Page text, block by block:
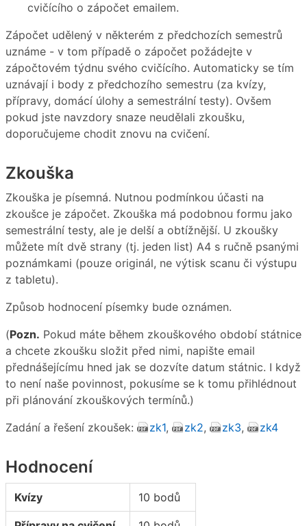
cvičícího o zápočet emailem.
Zápočet udělený v některém z předchozích semestrů
uznáme - v tom případě o zápočet požádejte v
zápočtovém týdnu svého cvičícího. Automaticky se tím
uznávají i body z předchozího semestru (za kvízy,
přípravy, domácí úlohy a semestrální testy). Ovšem
pokud jste navzdory snaze neudělali zkoušku,
doporučujeme chodit znovu na cvičení.
Zkouška
Zkouška je písemná. Nutnou podmínkou účasti na
zkoušce je zápočet. Zkouška má podobnou formu jako
semestrální testy, ale je delší a obtížnější. U zkoušky
můžete mít dvě strany (tj. jeden list) A4 s ručně psanými
poznámkami (pouze originál, ne výtisk scanu či výstupu
z tabletu).
Způsob hodnocení písemky bude oznámen.
(Pozn. Pokud máte během zkouškového období státnice
a chcete zkoušku složit před nimi, napište email
přednášejícímu hned jak se dozvíte datum státnic. I když
to není naše povinnost, pokusíme se k tomu přihlédnout
při plánování zkouškových termínů.)
Zadání a řešení zkoušek:
zk1, zk2, zk3, zk4
Hodnocení
Kvízy 10 bodů